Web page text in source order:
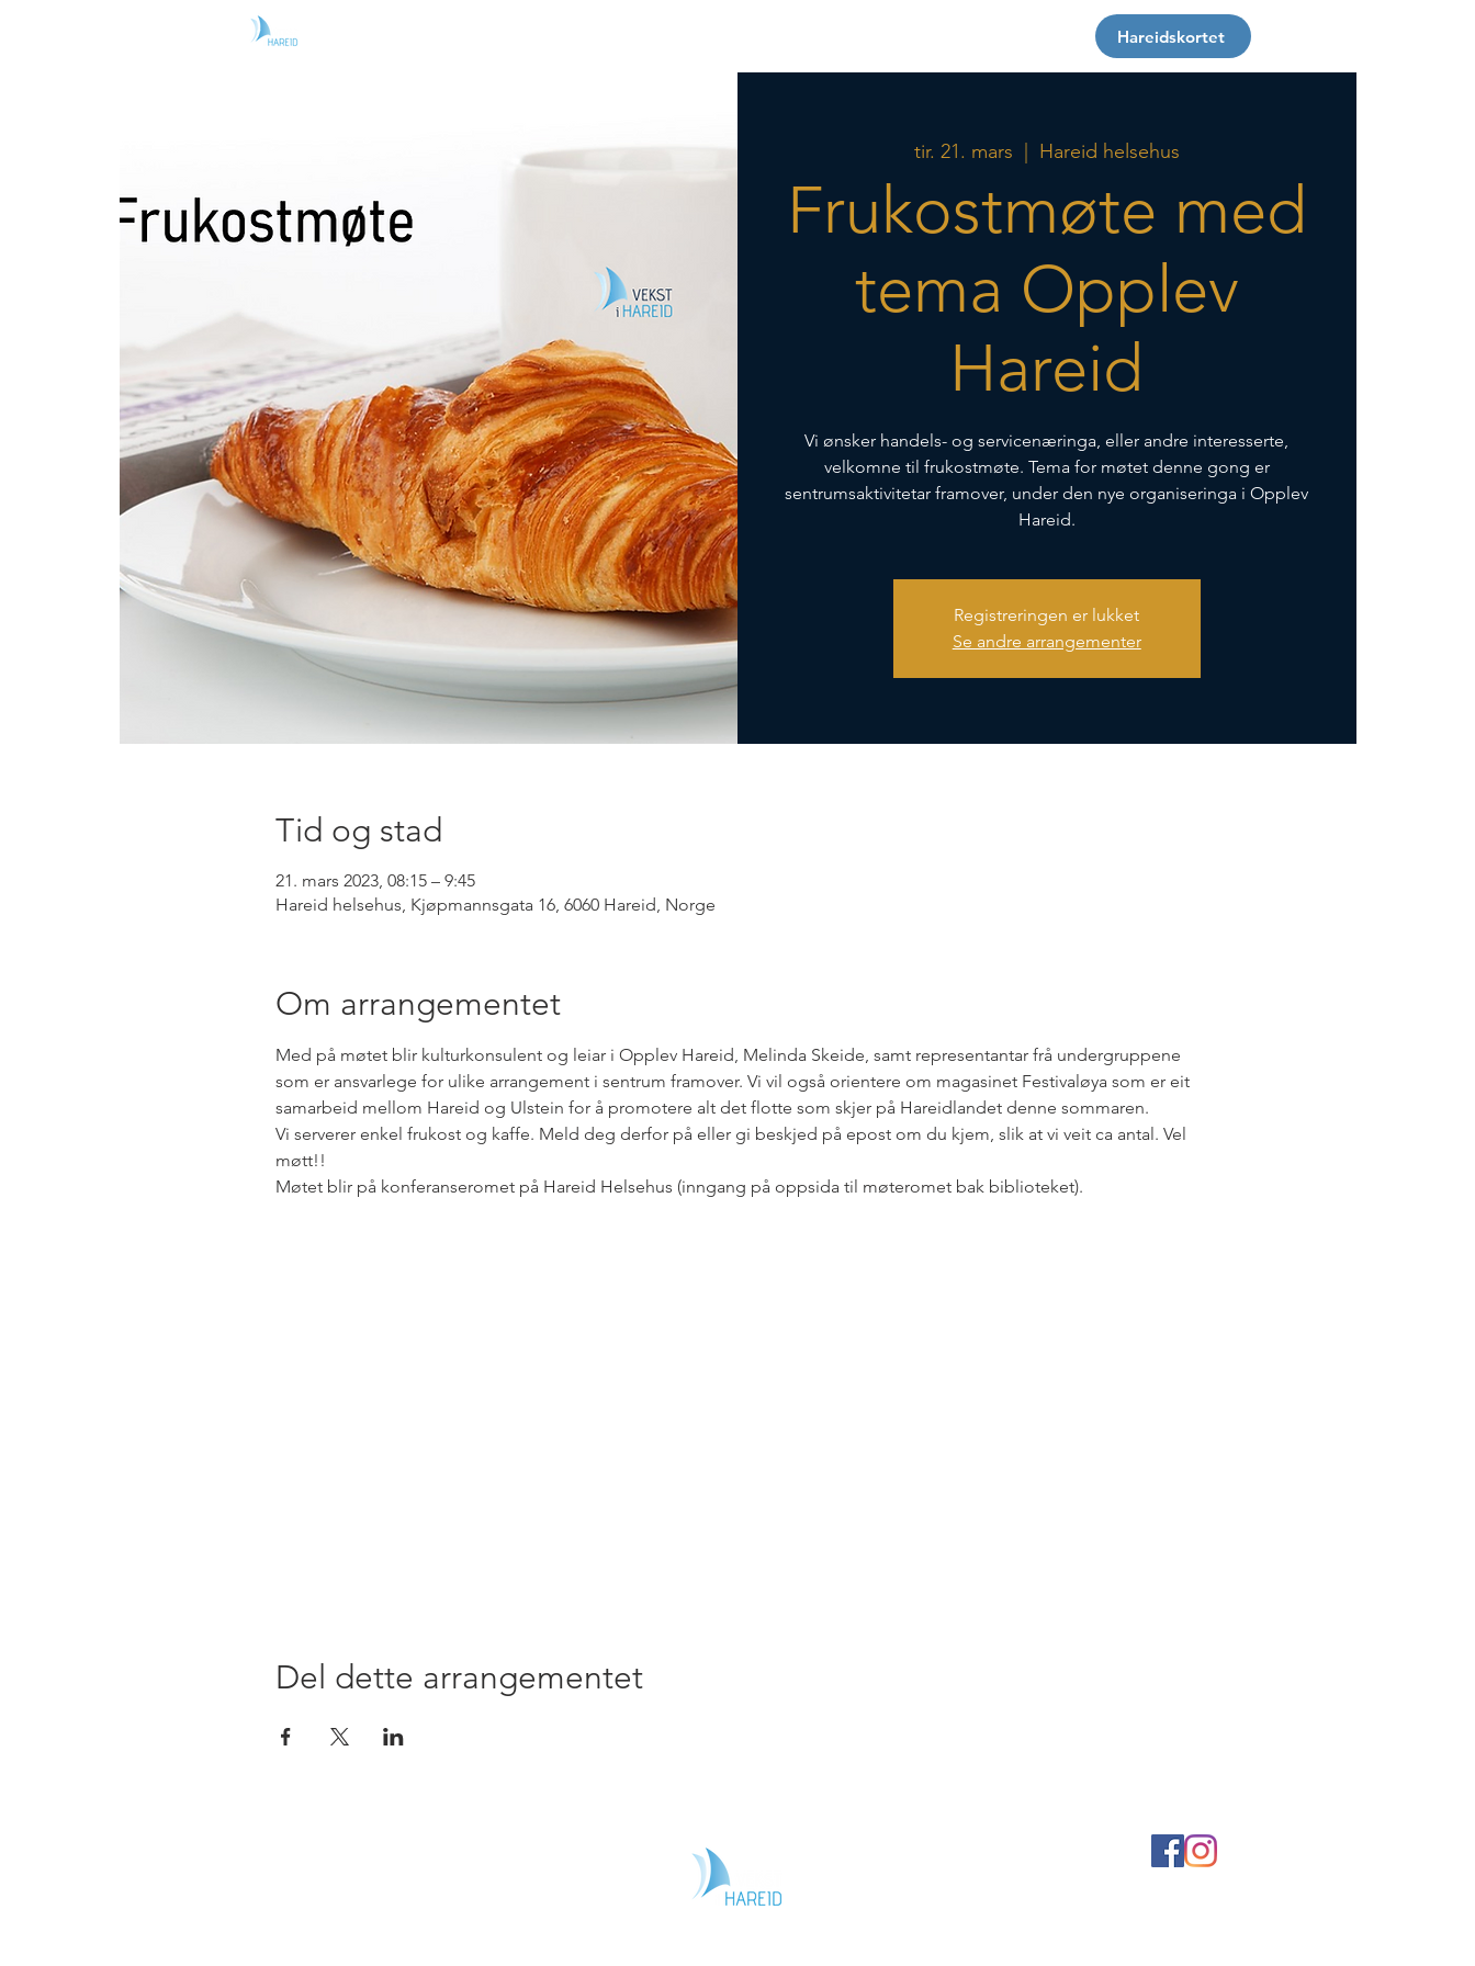
Hareidskortet
tir. 21. mars Hareid helsehus
Frukostmøte med
tema Opplev
Hareid
Vi ønsker handels- og servicenæringa, eller andre interesserte,
velkomne til frukostmøte. Tema for møtet denne gong er
sentrumsaktivitetar framover, under den nye organiseringa i Opplev
Hareid.
Registreringen er lukket
Se andre arrangementer
Tid og stad
21. mars 2023, 08:15 – 9:45
Hareid helsehus, Kjøpmannsgata 16, 6060 Hareid, Norge
Om arrangementet
Med på møtet blir kulturkonsulent og leiar i Opplev Hareid, Melinda Skeide, samt representantar frå undergruppene
som er ansvarlege for ulike arrangement i sentrum framover. Vi vil også orientere om magasinet Festivaløya som er eit
samarbeid mellom Hareid og Ulstein for å promotere alt det flotte som skjer på Hareidlandet denne sommaren.
Vi serverer enkel frukost og kaffe. Meld deg derfor på eller gi beskjed på epost om du kjem, slik at vi veit ca antal. Vel
møtt!!
Møtet blir på konferanseromet på Hareid Helsehus (inngang på oppsida til møteromet bak biblioteket).
Del dette arrangementet